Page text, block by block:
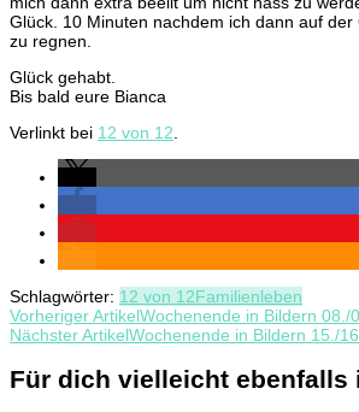
Glück. 10 Minuten nachdem ich dann auf
zu regnen.
Glück gehabt.
Bis bald eure Bianca
Verlinkt bei 12 von 12
Schlagwörter: 12 von 12Familienleben
Beitragsnavigation
Vorheriger ArtikelWochenende in Bildern 08./
Nächster ArtikelWochenende in Bildern 15./
Für dich vielleicht